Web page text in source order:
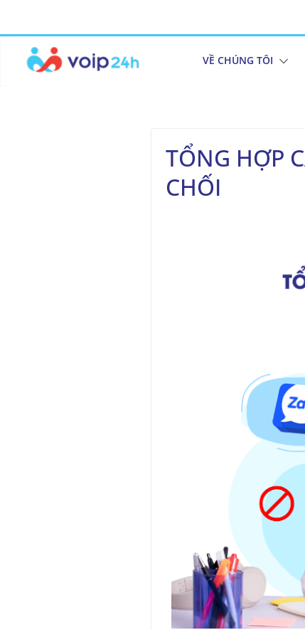
VỀ CHÚNG TÔI
TỔNG HỢP
CHỐI